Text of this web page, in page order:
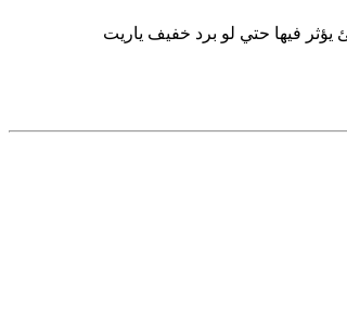
, و اي شئ يؤثر فيها حتي لو برد خفيف ياريت